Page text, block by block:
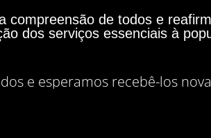
compreensão de todos e
dos serviços essenciais à
e esperamos recebê-los